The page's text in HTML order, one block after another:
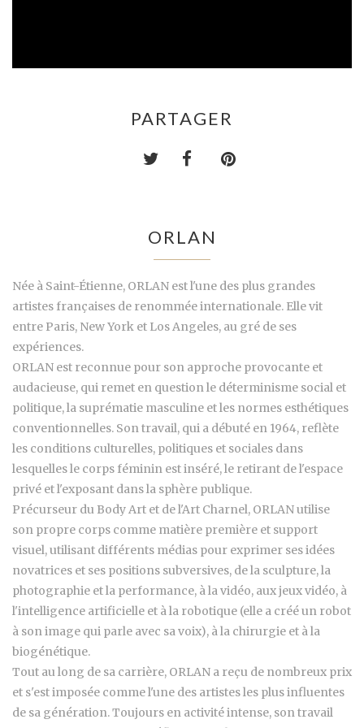
PARTAGER
ORLAN
Née à Saint-Étienne, ORLAN est l'une des plus grandes
artistes françaises de renommée internationale. Elle vit
entre Paris, New York et Los Angeles, au gré de ses
expériences.
ORLAN est reconnue pour son approche provocante et
audacieuse, qui remet en question le déterminisme social et
politique, la suprématie masculine et les normes esthétiques
conventionnelles. Son travail, qui a débuté en 1964, reflète
les conditions culturelles, politiques et sociales dans
lesquelles le corps féminin est inséré, le retirant de l'espace
privé et l'exposant dans la sphère publique.
Précurseur du Body Art et de l'Art Charnel, ORLAN utilise
son propre corps comme matière première et support
visuel, utilisant différents médias pour exprimer ses idées
novatrices et ses positions subversives, de la sculpture, la
photographie et la performance, à la vidéo, aux jeux vidéo, à
l'intelligence artificielle et à la robotique (elle a créé un robot
à son image qui parle avec sa voix), à la chirurgie et à la
biogénétique.
Tout au long de sa carrière, ORLAN a reçu de nombreux prix
et s'est imposée comme l'une des artistes les plus influentes
de sa génération. Toujours en activité intense, son travail